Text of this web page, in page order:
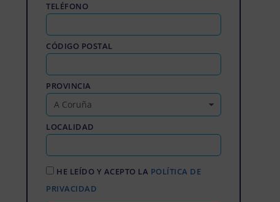
TELÉFONO
CÓDIGO POSTAL
PROVINCIA
LOCALIDAD
HE LEÍDO Y ACEPTO LA POLÍTICA DE
PRIVACIDAD